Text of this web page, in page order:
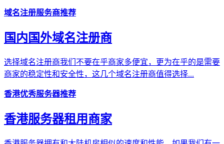
域名注册服务商推荐
国内国外域名注册商
选择域名注册商我们不要在乎商家多便宜，更为在乎的是需要
商家的稳定性和安全性，这几个域名注册商值得选择...
香港优秀服务器推荐
香港服务器租用商家